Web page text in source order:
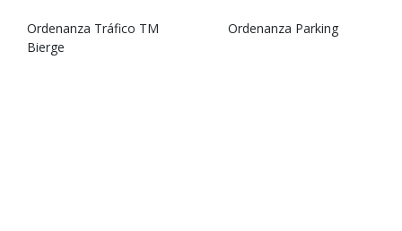
Ordenanza Tráfico TM
Bierge
Ordenanza Parking